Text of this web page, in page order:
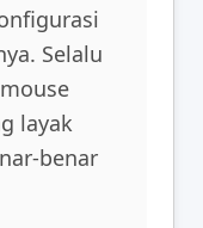
Selalu
layak
benar